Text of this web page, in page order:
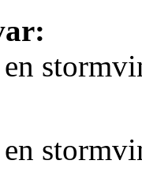
en